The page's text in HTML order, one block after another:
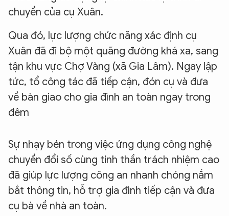
chuyển của cụ Xuân.
Qua đó, lực lượng chức năng xác định cụ
Xuân đã đi bộ một quãng đường khá xa, sang
tận khu vực Chợ Vàng (xã Gia Lâm). Ngay lập
tức, tổ công tác đã tiếp cận, đón cụ và đưa
về bàn giao cho gia đình an toàn ngay trong
đêm
Sự nhạy bén trong việc ứng dụng công nghệ
chuyển đổi số cùng tinh thần trách nhiệm cao
đã giúp lực lượng công an nhanh chóng nắm
bắt thông tin, hỗ trợ gia đình tiếp cận và đưa
cụ bà về nhà an toàn.